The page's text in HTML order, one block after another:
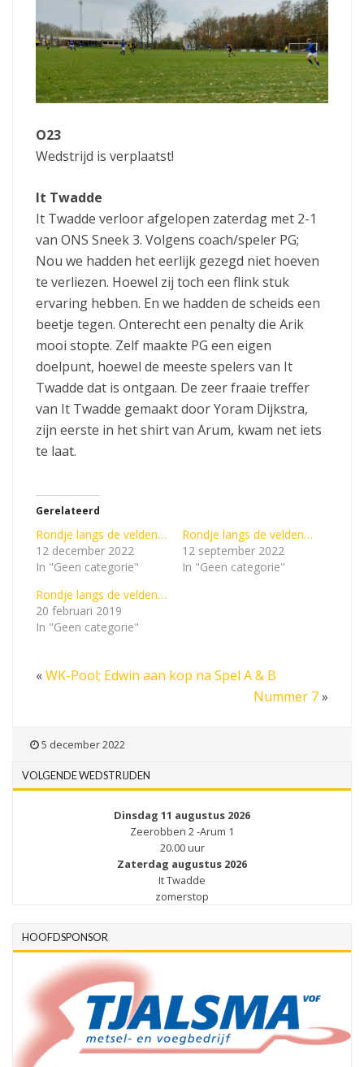
O23
Wedstrijd is verplaatst!
It Twadde
It Twadde verloor afgelopen zaterdag met 2-1
van ONS Sneek 3. Volgens coach/speler PG;
Nou we hadden het eerlijk gezegd niet hoeven
te verliezen. Hoewel zij toch een flink stuk
ervaring hebben. En we hadden de scheids een
beetje tegen. Onterecht een penalty die Arik
mooi stopte. Zelf maakte PG een eigen
doelpunt, hoewel de meeste spelers van It
Twadde dat is ontgaan. De zeer fraaie treffer
van It Twadde gemaakt door Yoram Dijkstra,
zijn eerste in het shirt van Arum, kwam net iets
te laat.
Gerelateerd
Rondje langs de velden…
12 december 2022
In "Geen categorie"
Rondje langs de velden…
12 september 2022
In "Geen categorie"
Rondje langs de velden…
20 februari 2019
In "Geen categorie"
«WK-Pool; Edwin aan kop na Spel A & B
Nummer 7»
5 december 2022
VOLGENDE WEDSTRIJDEN
Dinsdag 11 augustus 2026
Zeerobben 2 -Arum 1
20.00 uur
Zaterdag augustus 2026
It Twadde
zomerstop
HOOFDSPONSOR